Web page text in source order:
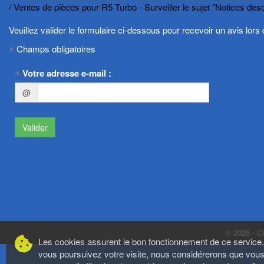
Les cookies assurent le bon fonctionnement de ce
vous poursuivez votre visite, nous considérerons que vous
Ventes de pièces pour R5 Turbo - Surveiller le sujet "Notices
Veuillez valider le formulaire ci-dessous pour recevoir un avis
Champs obligatoires
Votre adresse e-mail :
@
Valider
© 2026 -